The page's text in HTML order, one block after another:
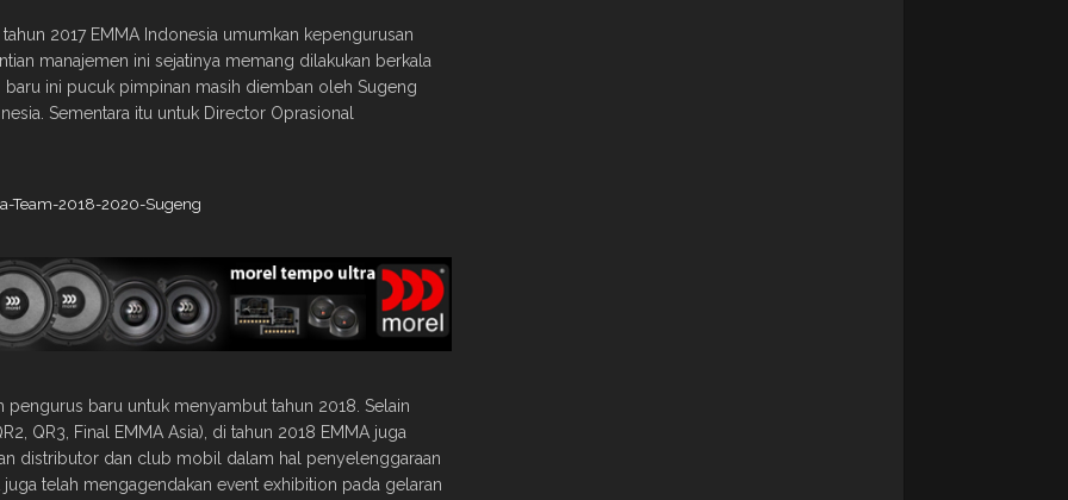
2017 EMMA Indonesia umumkan kepengurusan
manajemen ini sejatinya memang dilakukan berkala
baru ini pucuk pimpinan masih diemban oleh Sugeng
Sementara itu untuk Director Oprasional
baru untuk menyambut tahun 2018. Selain
QR3, Final EMMA Asia), di tahun 2018 EMMA juga
distributor dan club mobil dalam hal penyelenggaraan
telah mengagendakan event exhibition pada gelaran